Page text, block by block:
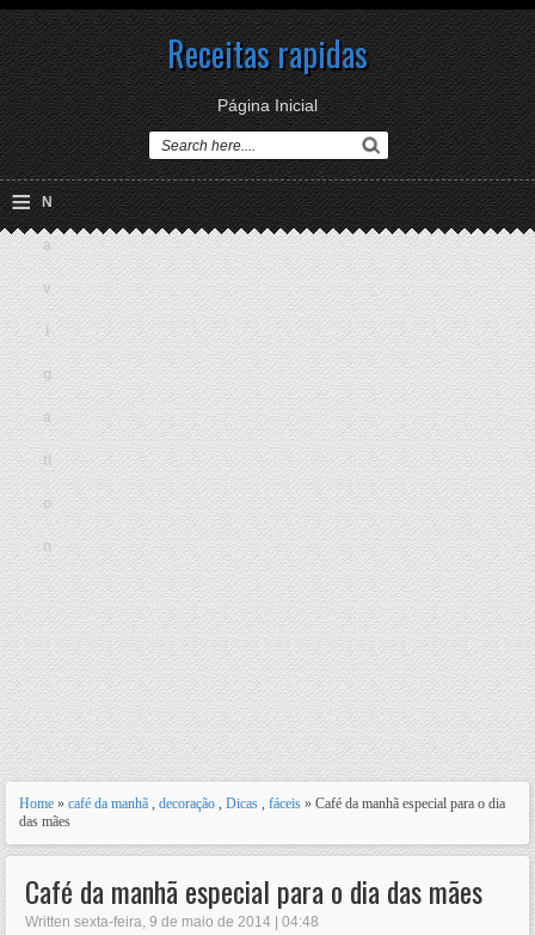
Receitas rapidas
Página Inicial
≡ N
a
v
i
g
a
ti
o
n
Home » café da manhã , decoração , Dicas , fáceis » Café da manhã especial para o dia
das mães
Café da manhã especial para o dia das mães
Written sexta-feira, 9 de maio de 2014 | 04:48